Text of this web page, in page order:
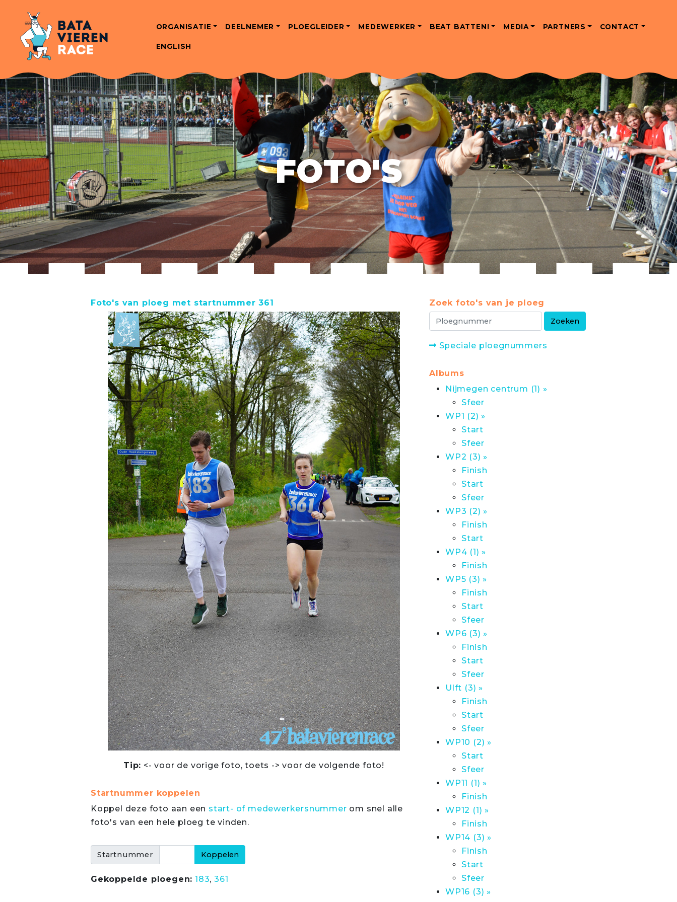
ORGANISATIE DEELNEMER PLOEGLEIDER MEDEWERKER BEAT BATTEN! MEDIA PARTNERS CONTACT
ENGLISH
FOTO'S
Foto's van ploeg met startnummer 361
Tip: <- voor de vorige foto, toets -> voor de volgende foto!
Startnummer koppelen
Koppel deze foto aan een start- of medewerkersnummer om snel alle
foto's van een hele ploeg te vinden.
Startnummer
Gekoppelde ploegen: 183,361
Zoek foto's van je ploeg
Speciale ploegnummers
Albums
Nijmegen centrum (1) »
Sfeer
WP1 (2) »
Start
Sfeer
WP2 (3) »
Finish
Start
Sfeer
WP3 (2) »
Finish
Start
WP4 (1) »
Finish
WP5 (3) »
Finish
Start
Sfeer
WP6 (3) »
Finish
Start
Sfeer
Ulft (3) »
Finish
Start
Sfeer
WP10 (2) »
Start
Sfeer
WP11 (1) »
Finish
WP12 (1) »
Finish
WP14 (3) »
Finish
Start
Sfeer
WP16 (3) »